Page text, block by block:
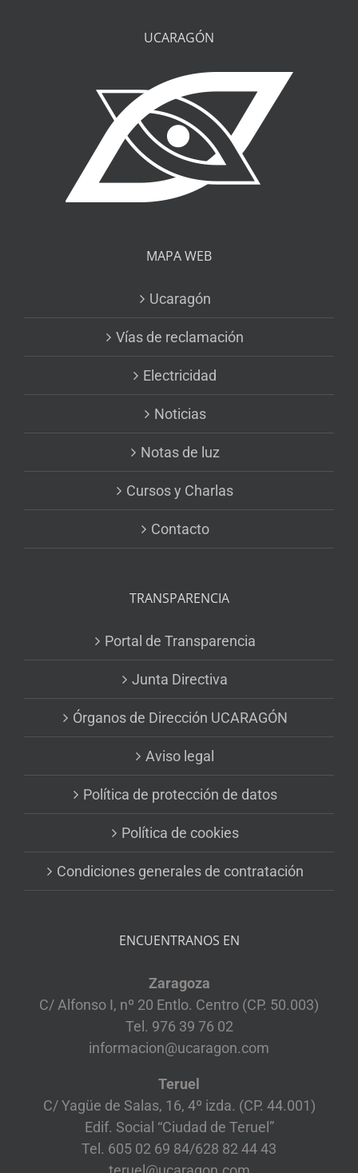
UCARAGÓN
MAPA WEB
Ucaragón
Vías de reclamación
Electricidad
Noticias
Notas de luz
Cursos y Charlas
Contacto
TRANSPARENCIA
Portal de Transparencia
Junta Directiva
Órganos de Dirección UCARAGÓN
Aviso legal
Política de protección de datos
Política de cookies
Condiciones generales de contratación
ENCUENTRANOS EN
Zaragoza
C/ Alfonso I, nº 20 Entlo. Centro (CP. 50.003)
Tel. 976 39 76 02
informacion@ucaragon.com
Teruel
C/ Yagüe de Salas, 16, 4º izda. (CP. 44.001)
Edif. Social “Ciudad de Teruel”
Tel. 605 02 69 84/628 82 44 43